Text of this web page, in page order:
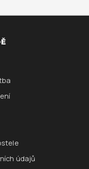
údajů